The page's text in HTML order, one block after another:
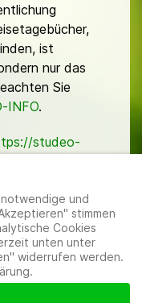
ist
nur das
Sie
INFO.
studeo-
|Cookie-
und
stimmen
Cookies
unten unter
widerrufen werden.